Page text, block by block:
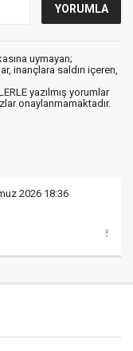
uymayan;
inançlara saldırı içeren,
yazılmış yorumlar
onaylanmamaktadır.
2026 18:36